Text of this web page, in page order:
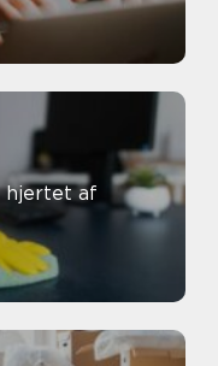
hjertet af